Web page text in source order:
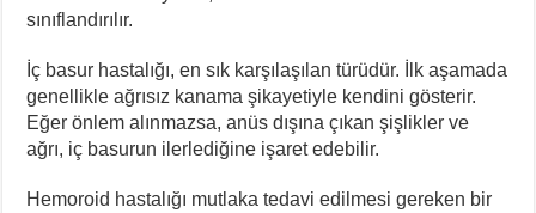
sınıflandırılır.
İç basur hastalığı, en sık karşılaşılan türüdür. İlk aşamada
genellikle ağrısız kanama şikayetiyle kendini gösterir.
Eğer önlem alınmazsa, anüs dışına çıkan şişlikler ve
ağrı, iç basurun ilerlediğine işaret edebilir.
Hemoroid hastalığı mutlaka tedavi edilmesi gereken bir